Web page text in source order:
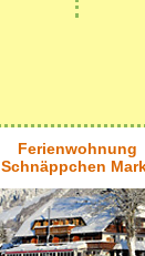
Ferienwohnung
Schnäppchen